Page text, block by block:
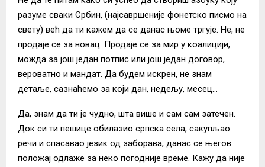
разуме сваки Србин, (најсавршеније фонетско писмо на
свету) већ да ти кажем да се данас њоме тргује. Не, не
продаје се за новац. Продаје се за мир у коалицији,
можда за још један потпис или још један договор,
вероватно и мандат. Да будем искрен, не знам
детаље, сазнаћемо за који дан, недељу, месец…
Да, знам да ти је чудно, шта више и сам сам затечен.
Док си ти пешице обилазио српска села, сакупљао
речи и спасавао језик од заборава, данас се његов
положај одлаже за неко погодније време. Кажу да није